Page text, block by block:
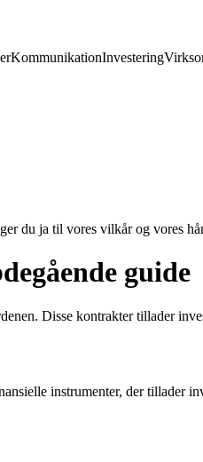
KommunikationInvestering
du ja til vores vilkår og vores
guide
Disse kontrakter tillader
instrumenter, der